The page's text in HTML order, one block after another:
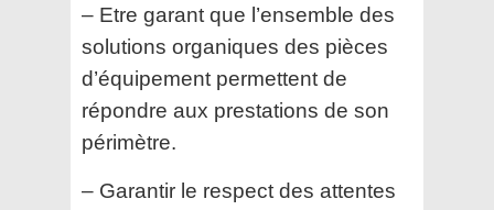
– Etre garant que l’ensemble des
solutions organiques des pièces
d’équipement permettent de
répondre aux prestations de son
périmètre.
– Garantir le respect des attentes